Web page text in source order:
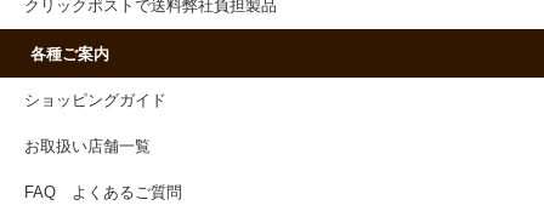
クリックポストで送料弊社負担製品
各種ご案内
ショッピングガイド
お取扱い店舗一覧
FAQ よくあるご質問